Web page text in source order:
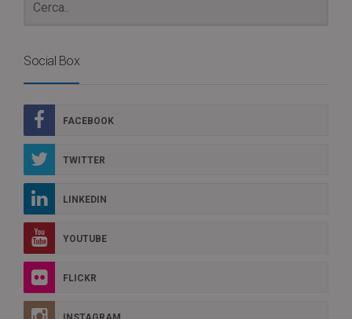
Social Box
FACEBOOK
TWITTER
LINKEDIN
YOUTUBE
FLICKR